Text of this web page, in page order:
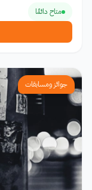
متاح دائمًا
جوائز ومسابقات